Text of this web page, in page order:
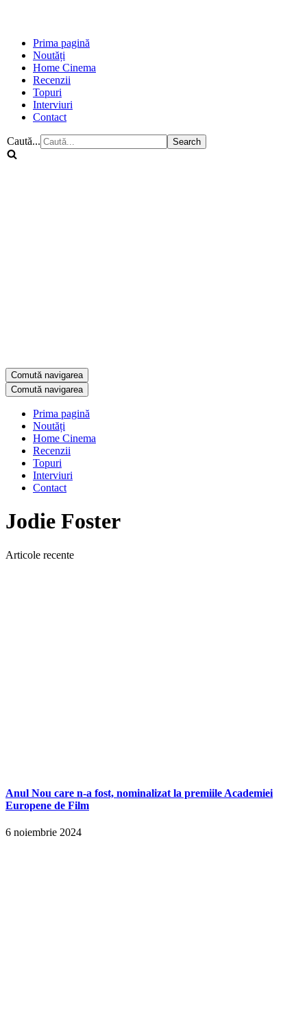
Prima pagină
Noutăți
Home Cinema
Recenzii
Topuri
Interviuri
Contact
Caută...
Comută navigarea
Comută navigarea
Prima pagină
Noutăți
Home Cinema
Recenzii
Topuri
Interviuri
Contact
Jodie Foster
Articole recente
Anul Nou care n-a fost, nominalizat la premiile Academiei
Europene de Film
6 noiembrie 2024